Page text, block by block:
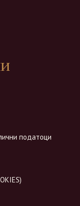
податоци